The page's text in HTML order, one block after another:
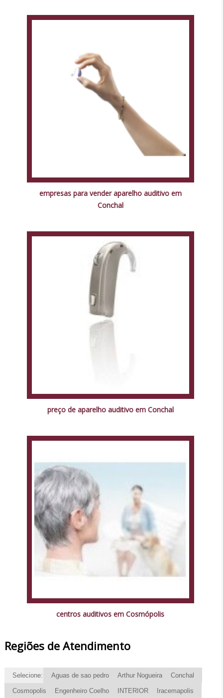
empresas para vender aparelho auditivo em
Conchal
preço de aparelho auditivo em Conchal
centros auditivos em Cosmópolis
Regiões de Atendimento
Selecione: Aguas de sao pedro Arthur Nogueira Conchal
Cosmopolis Engenheiro Coelho INTERIOR Iracemapolis